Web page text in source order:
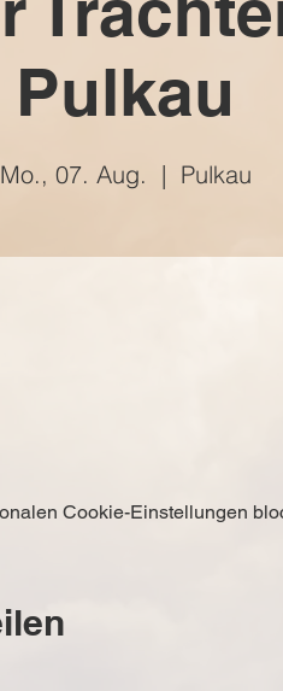
Pulkau
Mo., 07. Aug.
  |
Pulkau
Cookie-Einstellungen